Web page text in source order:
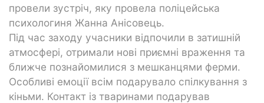
провели зустріч, яку провела поліцейська
психологиня Жанна Анісовець.
Під час заходу учасники відпочили в затишній
атмосфері, отримали нові приємні враження та
ближче познайомилися з мешканцями ферми.
Особливі емоції всім подарувало спілкування з
кіньми. Контакт із тваринами подарував